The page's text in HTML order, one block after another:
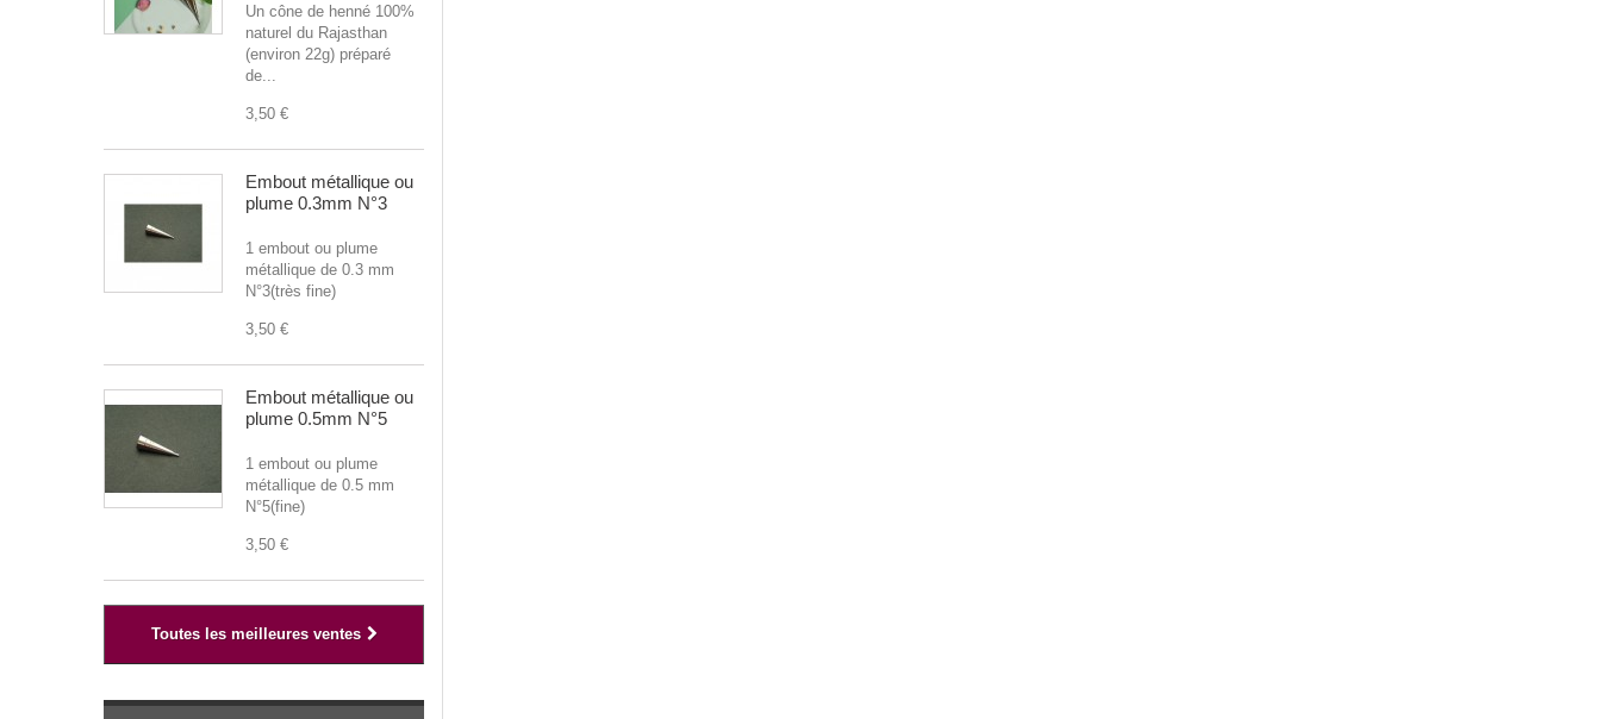
Un cône de henné 100%
naturel du Rajasthan
(environ 22g) préparé
de...
3,50 €
Embout métallique ou
plume 0.3mm N°3
1 embout ou plume
métallique de 0.3 mm
N°3(très fine)
3,50 €
Embout métallique ou
plume 0.5mm N°5
1 embout ou plume
métallique de 0.5 mm
N°5(fine)
3,50 €
Toutes les meilleures ventes